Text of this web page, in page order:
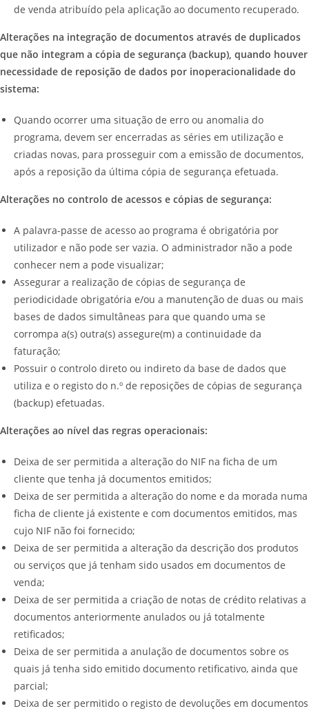
de venda atribuído pela aplicação ao documento recuperado.
Alterações na integração de documentos através de duplicados
que não integram a cópia de segurança (backup), quando houver
necessidade de reposição de dados por inoperacionalidade do
sistema:
Quando ocorrer uma situação de erro ou anomalia do
programa, devem ser encerradas as séries em utilização e
criadas novas, para prosseguir com a emissão de documentos,
após a reposição da última cópia de segurança efetuada.
Alterações no controlo de acessos e cópias de segurança:
A palavra-passe de acesso ao programa é obrigatória por
utilizador e não pode ser vazia. O administrador não a pode
conhecer nem a pode visualizar;
Assegurar a realização de cópias de segurança de
periodicidade obrigatória e/ou a manutenção de duas ou mais
bases de dados simultâneas para que quando uma se
corrompa a(s) outra(s) assegure(m) a continuidade da
faturação;
Possuir o controlo direto ou indireto da base de dados que
utiliza e o registo do n.º de reposições de cópias de segurança
(backup) efetuadas.
Alterações ao nível das regras operacionais:
Deixa de ser permitida a alteração do NIF na ficha de um
cliente que tenha já documentos emitidos;
Deixa de ser permitida a alteração do nome e da morada numa
ficha de cliente já existente e com documentos emitidos, mas
cujo NIF não foi fornecido;
Deixa de ser permitida a alteração da descrição dos produtos
ou serviços que já tenham sido usados em documentos de
venda;
Deixa de ser permitida a criação de notas de crédito relativas a
documentos anteriormente anulados ou já totalmente
retificados;
Deixa de ser permitida a anulação de documentos sobre os
quais já tenha sido emitido documento retificativo, ainda que
parcial;
Deixa de ser permitido o registo de devoluções em documentos